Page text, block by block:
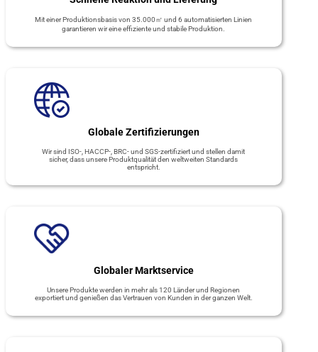
Mit einer Produktionsbasis von 35.000㎡ und 6 automatisierten Linien
garantieren wir eine effiziente und stabile Produktion.
Globale Zertifizierungen
Wir sind ISO-, HACCP-, BRC- und SGS-zertifiziert und stellen damit
sicher, dass unsere Produktqualität den weltweiten Standards
entspricht.
Globaler Marktservice
Unsere Produkte werden in mehr als 120 Länder und Regionen
exportiert und genießen das Vertrauen von Kunden in der ganzen Welt.